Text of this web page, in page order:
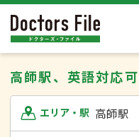
高師駅、英語対応可
エリア・駅 高師駅